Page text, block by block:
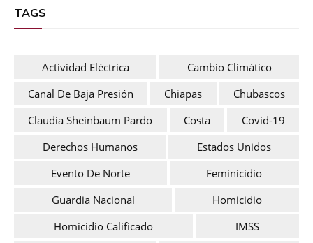
TAGS
Actividad Eléctrica
Cambio Climático
Canal De Baja Presión
Chiapas
Chubascos
Claudia Sheinbaum Pardo
Costa
Covid-19
Derechos Humanos
Estados Unidos
Evento De Norte
Feminicidio
Guardia Nacional
Homicidio
Homicidio Calificado
IMSS